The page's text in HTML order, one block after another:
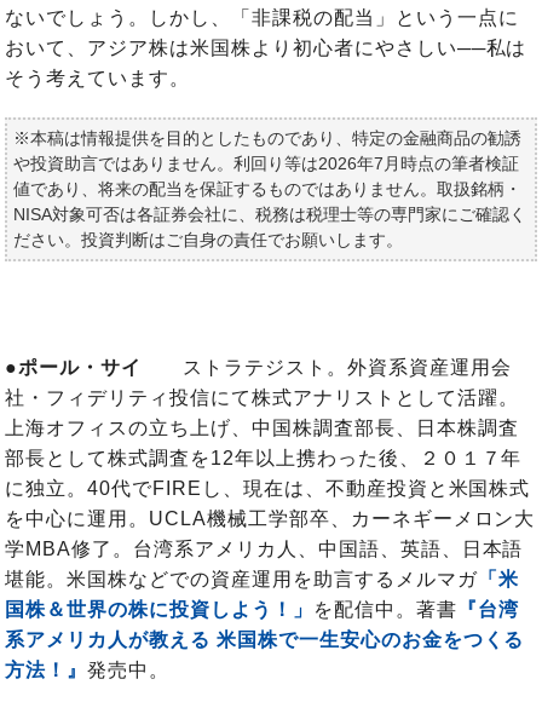
ないでしょう。しかし、「非課税の配当」という一点に
おいて、アジア株は米国株より初心者にやさしい──私は
そう考えています。
※本稿は情報提供を目的としたものであり、特定の金融商品の勧誘
や投資助言ではありません。利回り等は2026年7月時点の筆者検証
値であり、将来の配当を保証するものではありません。取扱銘柄・
NISA対象可否は各証券会社に、税務は税理士等の専門家にご確認く
ださい。投資判断はご自身の責任でお願いします。
●ポール・サイ
ストラテジスト。外資系資産運用会
社・フィデリティ投信にて株式アナリストとして活躍。
上海オフィスの立ち上げ、中国株調査部長、日本株調査
部長として株式調査を12年以上携わった後、２０１７年
に独立。40代でFIREし、現在は、不動産投資と米国株式
を中心に運用。UCLA機械工学部卒、カーネギーメロン大
学MBA修了。台湾系アメリカ人、中国語、英語、日本語
堪能。米国株などでの資産運用を助言するメルマガ「米
国株＆世界の株に投資しよう！」
を配信中。著書 『台湾
系アメリカ人が教える 米国株で一生安心のお金をつくる
方法！』発売中。